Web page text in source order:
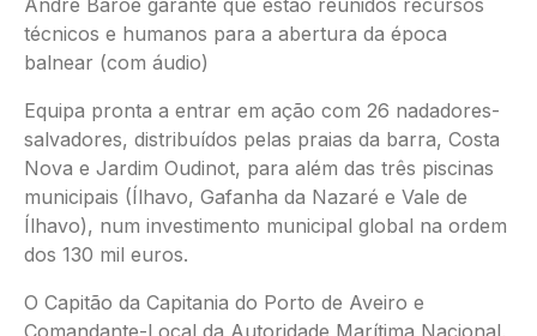
André Baroé garante que estão reunidos recursos
técnicos e humanos para a abertura da época
balnear (com áudio)
Equipa pronta a entrar em ação com 26 nadadores-
salvadores, distribuídos pelas praias da barra, Costa
Nova e Jardim Oudinot, para além das três piscinas
municipais (Ílhavo, Gafanha da Nazaré e Vale de
Ílhavo), num investimento municipal global na ordem
dos 130 mil euros.
O Capitão da Capitania do Porto de Aveiro e